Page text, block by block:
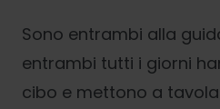
Sono entrambi alla
entrambi tutti i giorni
cibo e mettono a